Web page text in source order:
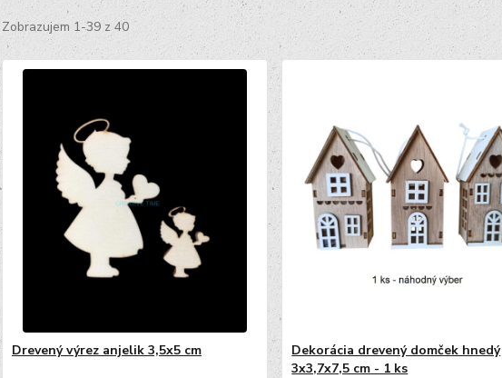
Zobrazujem 1-39 z 40
Drevený výrez anjelik 3,5x5 cm
Dekorácia drevený domček hnedý
3x3,7x7,5 cm - 1 ks